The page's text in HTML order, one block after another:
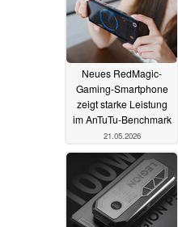
Neues RedMagic-
Gaming-Smartphone
zeigt starke Leistung
im AnTuTu-Benchmark
21.05.2026